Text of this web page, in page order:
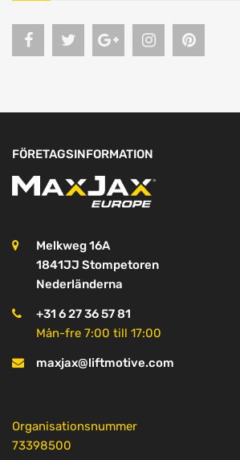
FÖRETAGSINFORMATION
Melkweg 16A
1841JJ Stompetoren
Nederländerna
+31 6 27 36 57 81
Mån-fre 7:00 till 17:00
maxjax@liftmotive.com
Organisationsnummer
73398500